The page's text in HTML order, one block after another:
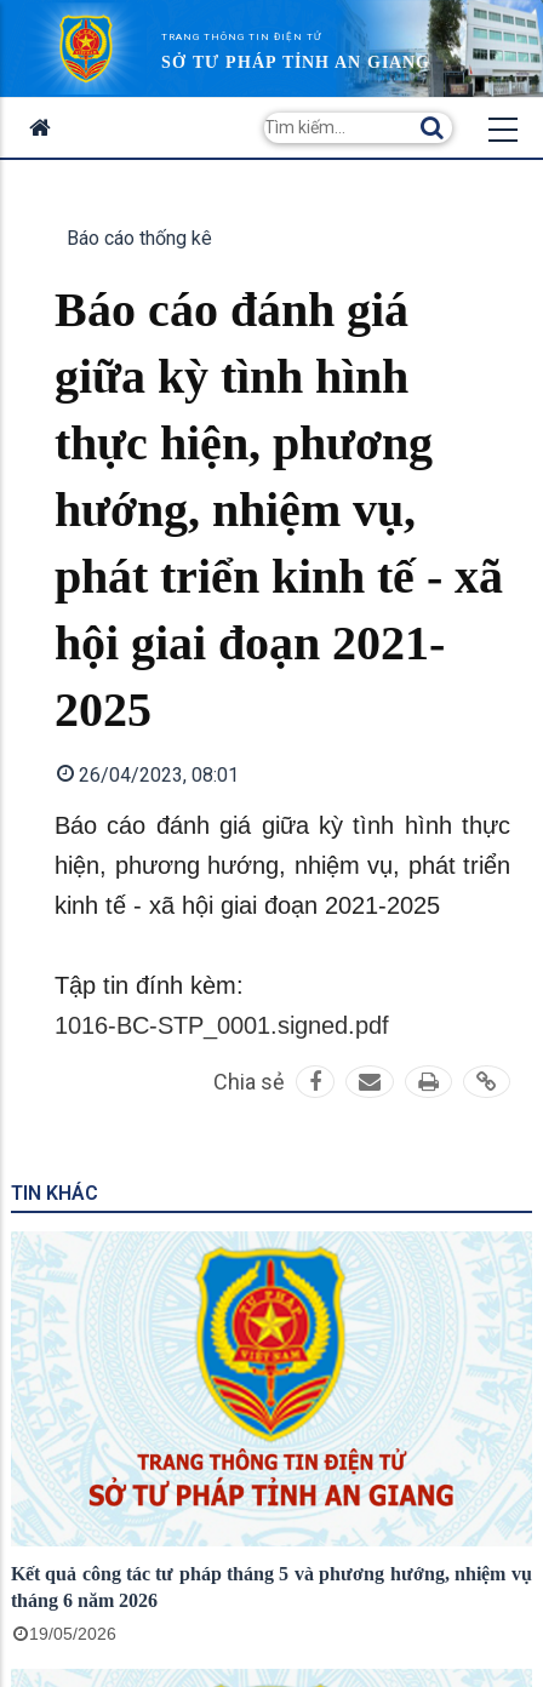
TRANG THÔNG TIN ĐIỆN TỬ
SỞ TƯ PHÁP TỈNH AN GIANG
Báo cáo thống kê
Báo cáo đánh giá
giữa kỳ tình hình
thực hiện, phương
hướng, nhiệm vụ,
phát triển kinh tế - xã
hội giai đoạn 2021-
2025
26/04/2023, 08:01
Báo cáo đánh giá giữa kỳ tình hình thực
hiện, phương hướng, nhiệm vụ, phát triển
kinh tế - xã hội giai đoạn 2021-2025
Tập tin đính kèm:
1016-BC-STP_0001.signed.pdf
Chia sẻ
TIN KHÁC
Kết quả công tác tư pháp tháng 5 và phương hướng, nhiệm vụ
tháng 6 năm 2026
19/05/2026